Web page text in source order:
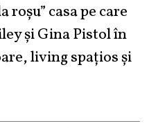
roşu” casa pe care
şi Gina Pistol în
living spațios și